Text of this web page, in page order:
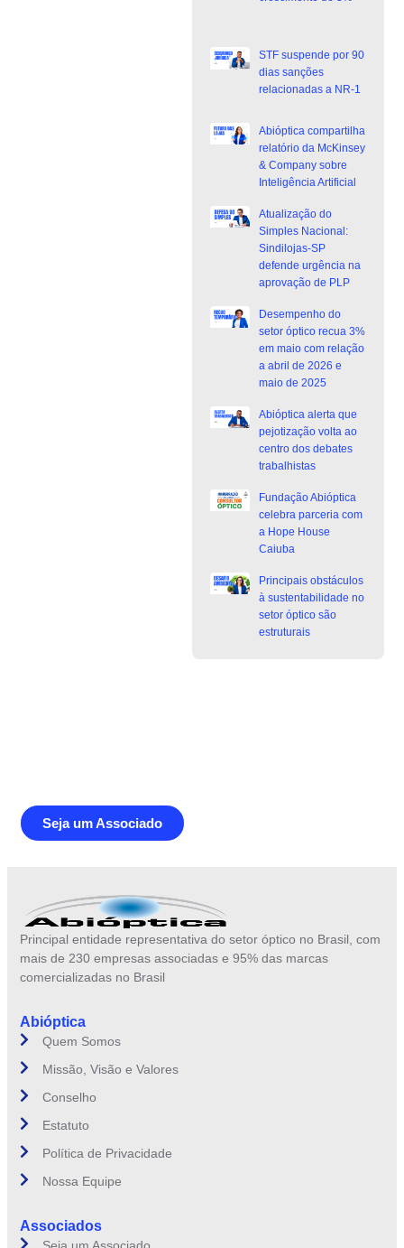
STF suspende por 90
dias sanções
relacionadas a NR-1
Abióptica compartilha
relatório da McKinsey
& Company sobre
Inteligência Artificial
Atualização do
Simples Nacional:
Sindilojas-SP
defende urgência na
aprovação de PLP
Desempenho do
setor óptico recua 3%
em maio com relação
a abril de 2026 e
maio de 2025
Abióptica alerta que
pejotização volta ao
centro dos debates
trabalhistas
Fundação Abióptica
celebra parceria com
a Hope House
Caiuba
Principais obstáculos
à sustentabilidade no
setor óptico são
estruturais
Seja um Associado
Principal entidade representativa do setor óptico no Brasil, com
mais de 230 empresas associadas e 95% das marcas
comercializadas no Brasil
Abióptica
Quem Somos
Missão, Visão e Valores
Conselho
Estatuto
Política de Privacidade
Nossa Equipe
Associados
Seja um Associado